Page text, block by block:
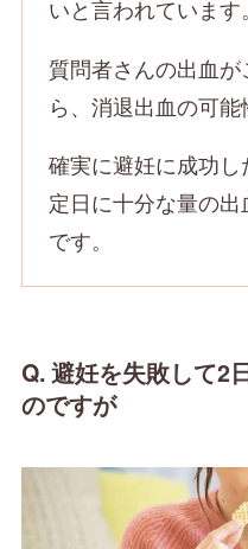
いと言われています。
質問者さんの出血
ら、消退出血の可能
確実に避妊に成功
定日に十分な量の
です。
Q.避妊を失敗して2
のですが